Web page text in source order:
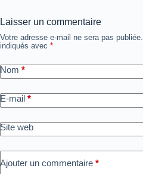
Laisser un commentaire
Votre adresse e-mail ne sera pas publiée.
indiqués avec *
Nom *
E-mail *
Site web
Ajouter un commentaire *